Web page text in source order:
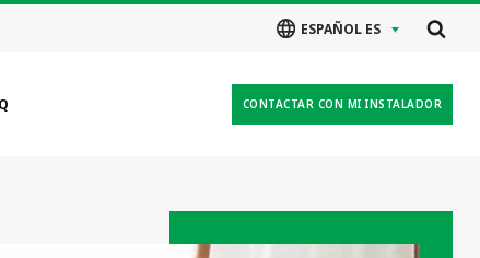
ESPAÑOL ES
CONTACTAR CON MI INSTALADOR